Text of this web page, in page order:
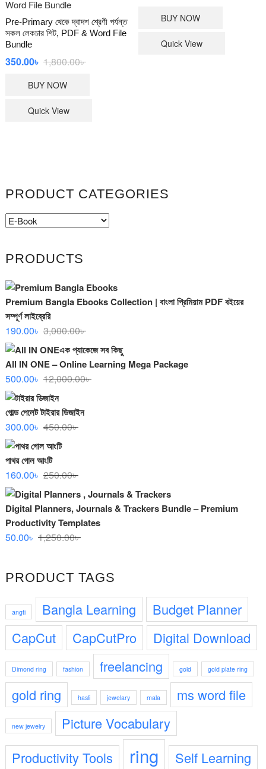
Pre-Primary থেকে দ্বাদশ শ্রেণী পর্যন্ত
সকল লেকচার শিট, PDF & Word File
Bundle
1,800.00৳Original
350.00৳ Current
BUY NOW
Quick View
BUY NOW
Quick View
PRODUCT CATEGORIES
PRODUCTS
Premium Bangla Ebooks Collection | বাংলা প্রিমিয়াম PDF বইয়ের
সম্পূর্ণ লাইব্রেরি
3,000.00৳Original
3,000.00৳ .
190.00৳
Current
All IN ONE – Online Learning Mega Package
12,000.00৳Original
500.00৳
Current
গোল্ড পেলেট টাইরার ডিজাইন
450.00৳Original
300.00৳
Current
পাথর গোল আংটি
250.00৳Original
was:
160.00৳
Current
is:
Digital Planners, Journals & Trackers Bundle – Premium
Productivity Templates
1,250.00৳Original
1,250.00৳ .
50.00৳
Current
50.00৳ .
PRODUCT TAGS
angti Bangla Learning
Budget Planner
CapCut
CapCutPro Digital Download
Dimond ring fashion freelancing gold gold plate ring
gold ring hasli jewelary mala ms word file
new jewelry
Picture Vocabulary
Productivity Tools
ring
Self Learning